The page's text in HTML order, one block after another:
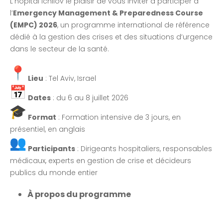
l’Emergency Management & Preparedness Course
(EMPC) 2026, un programme international de référence
dédié à la gestion des crises et des situations d’urgence
dans le secteur de la santé.
Lieu : Tel Aviv, Israel
Dates : du 6 au 8 juillet 2026
Format : Formation intensive de 3 jours, en
présentiel, en anglais
Participants : Dirigeants hospitaliers, responsables
médicaux, experts en gestion de crise et décideurs
publics du monde entier
À propos du programme